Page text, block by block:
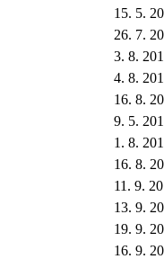
15. 5.
26. 7.
3. 8.
4. 8.
16. 8.
9. 5.
1. 8.
16. 8.
11. 9.
13. 9.
19. 9.
16. 9.